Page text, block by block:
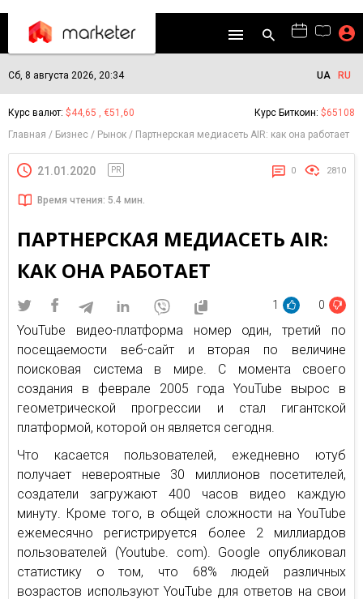
Сб, 8 августа 2026, 20:34 UA RU
Курс валют: $44,65 , €51,60 Курс Биткоин: $65108
Главная
Бизнес Рынок Партнерская медиасеть AIR: как она работает
21.01.2020 PR 0 2810
Время чтения: 5.4 мин.
ПАРТНЕРСКАЯ МЕДИАСЕТЬ AIR:
КАК ОНА РАБОТАЕТ
1 0
YouTube видео-платформа номер один, третий по
посещаемости веб-сайт и вторая по величине
поисковая система в мире. С момента своего
создания в феврале 2005 года YouTube вырос в
геометрической прогрессии и стал гигантской
платформой, которой он является сегодня.
Что касается пользователей, ежедневно ютуб
получает невероятные 30 миллионов посетителей,
создатели загружают 400 часов видео каждую
минуту. Кроме того, в общей сложности на YouTube
ежемесячно регистрируется более 2 миллиардов
пользователей (Youtube. com). Google опубликовал
статистику о том, что 68% людей различных
возрастов используют YouTube для ответов на свои